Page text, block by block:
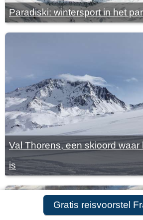
Gratis reisvoorstel
Paradiski: wintersport in het
Val Thorens, een skioord waar
is